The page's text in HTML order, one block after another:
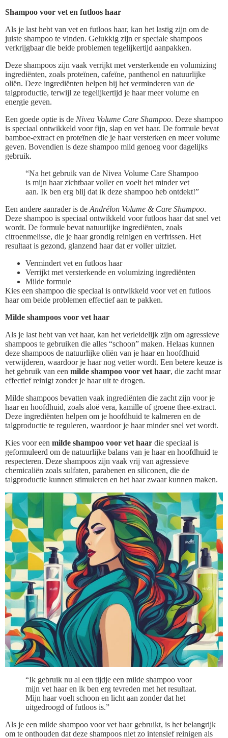
Shampoo voor vet en futloos haar
Als je last hebt van vet en futloos haar, kan het lastig zijn om de
juiste shampoo te vinden. Gelukkig zijn er speciale shampoos
verkrijgbaar die beide problemen tegelijkertijd aanpakken.
Deze shampoos zijn vaak verrijkt met versterkende en volumizing
ingrediënten, zoals proteïnen, cafeïne, panthenol en natuurlijke
oliën. Deze ingrediënten helpen bij het verminderen van de
talgproductie, terwijl ze tegelijkertijd je haar meer volume en
energie geven.
Een goede optie is de Nivea Volume Care Shampoo. Deze shampoo
is speciaal ontwikkeld voor fijn, slap en vet haar. De formule bevat
bamboe-extract en proteïnen die je haar versterken en meer volume
geven. Bovendien is deze shampoo mild genoeg voor dagelijks
gebruik.
“Na het gebruik van de Nivea Volume Care Shampoo
is mijn haar zichtbaar voller en voelt het minder vet
aan. Ik ben erg blij dat ik deze shampoo heb ontdekt!”
Een andere aanrader is de Andrélon Volume & Care Shampoo.
Deze shampoo is speciaal ontwikkeld voor futloos haar dat snel vet
wordt. De formule bevat natuurlijke ingrediënten, zoals
citroenmelisse, die je haar grondig reinigen en verfrissen. Het
resultaat is gezond, glanzend haar dat er voller uitziet.
Vermindert vet en futloos haar
Verrijkt met versterkende en volumizing ingrediënten
Milde formule
Kies een shampoo die speciaal is ontwikkeld voor vet en futloos
haar om beide problemen effectief aan te pakken.
Milde shampoos voor vet haar
Als je last hebt van vet haar, kan het verleidelijk zijn om agressieve
shampoos te gebruiken die alles “schoon” maken. Helaas kunnen
deze shampoos de natuurlijke oliën van je haar en hoofdhuid
verwijderen, waardoor je haar nog vetter wordt. Een betere keuze is
het gebruik van een milde shampoo voor vet haar, die zacht maar
effectief reinigt zonder je haar uit te drogen.
Milde shampoos bevatten vaak ingrediënten die zacht zijn voor je
haar en hoofdhuid, zoals aloë vera, kamille of groene thee-extract.
Deze ingrediënten helpen om je hoofdhuid te kalmeren en de
talgproductie te reguleren, waardoor je haar minder snel vet wordt.
Kies voor een milde shampoo voor vet haar die speciaal is
geformuleerd om de natuurlijke balans van je haar en hoofdhuid te
respecteren. Deze shampoos zijn vaak vrij van agressieve
chemicaliën zoals sulfaten, parabenen en siliconen, die de
talgproductie kunnen stimuleren en het haar zwaar kunnen maken.
“Ik gebruik nu al een tijdje een milde shampoo voor
mijn vet haar en ik ben erg tevreden met het resultaat.
Mijn haar voelt schoon en licht aan zonder dat het
uitgedroogd of futloos is.”
Als je een milde shampoo voor vet haar gebruikt, is het belangrijk
om te onthouden dat deze shampoos niet zo intensief reinigen als